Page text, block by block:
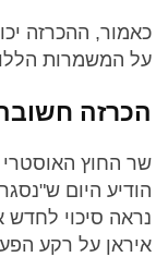
כאמור, ההכרזה
על המשמרות
הכרזה
שר החוץ
הודיע היום
נראה סיכוי לחדש
איראן על רקע